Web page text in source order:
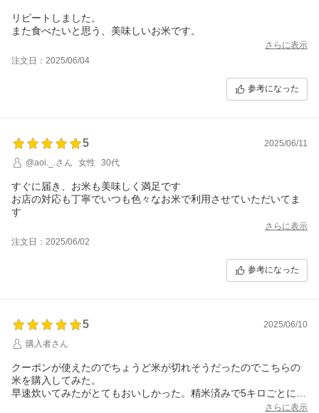
リピートしました。
また食べたいと思う、美味しいお米です。
さらに表示
注文日：2025/06/04
参考になった
5
2025/06/11
@aoi._.さん
女性 30代
すぐに届き、お米も美味しく満足です
お店の対応も丁寧でいつも色々なお米で利用させていただいてま
す
さらに表示
注文日：2025/06/02
参考になった
5
2025/06/10
購入者さん
クーポンが使えたのでちょうど米が切れそうだったのでこちらの
米を購入してみた。
早速炊いてみたがとてもおいしかった。精米済みで5キロごとに分
けられているので、スーパーで買うよりお安くお得感があった。
さらに表示